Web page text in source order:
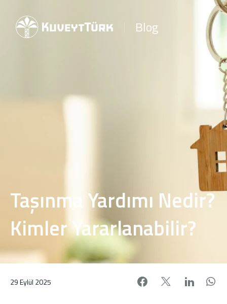
Blog
Taşınma Yardımı Nedir?
Kimler Yararlanabilir?
29 Eylül 2025 Facebook'da
X'de